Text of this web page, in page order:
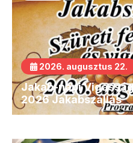
2026. augusztus 22.
Jakab-napi
2026 Jakabszállás